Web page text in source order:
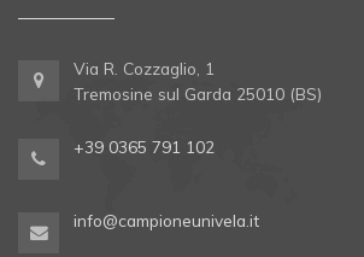
Via R. Cozzaglio, 1
Tremosine sul Garda 25010 (BS)
+39 0365 791 102
info@campioneunivela.it